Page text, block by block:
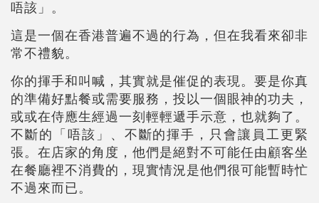
唔該」。
這是一個在香港普遍不過的行為，但在我看來卻非
常不禮貌。
你的揮手和叫喊，其實就是催促的表現。要是你真
的準備好點餐或需要服務，投以一個眼神的功夫，
或或在侍應生經過一刻輕輕遞手示意，也就夠了。
不斷的「唔該」、不斷的揮手，只會讓員工更緊
張。在店家的角度，他們是絕對不可能任由顧客坐
在餐廳裡不消費的，現實情況是他們很可能暫時忙
不過來而已。